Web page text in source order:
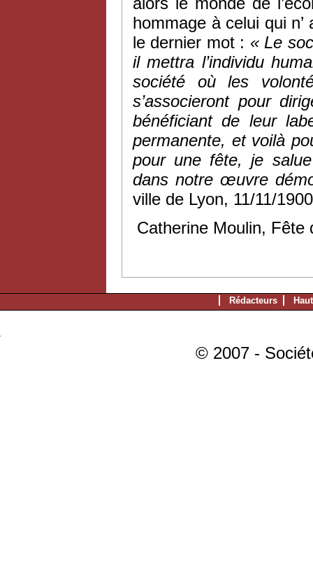
hommage à celui qui n’
le dernier mot : « Le
il mettra l’individu
société où les
s’associeront pour
bénéficiant de leur
permanente, et voilà
pour une fête, je
dans notre œuvre
ville de Lyon, 11/11/
Catherine Moulin, Fête
Rédacteurs
© 2007 -